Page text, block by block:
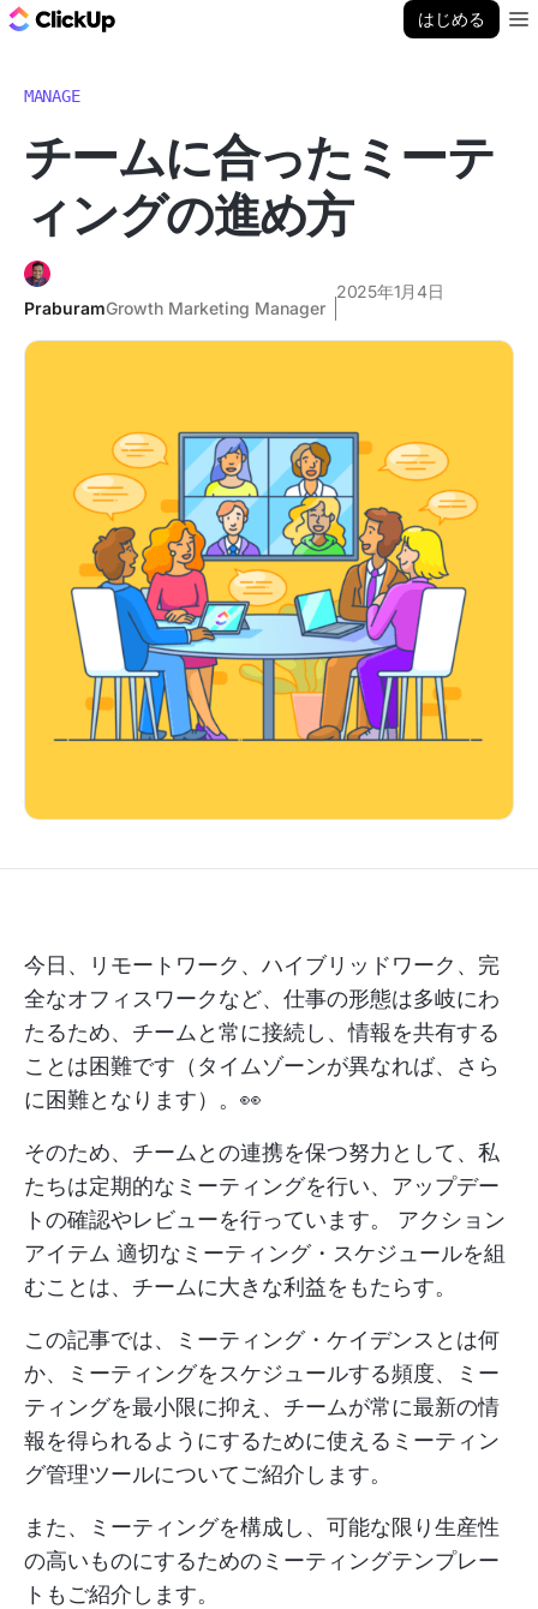
はじめる
MANAGE
チームに合ったミーテ
ィングの進め方
PraburamGrowth Marketing Manager
2025年1月4日
今日、リモートワーク、ハイブリッドワーク、完
全なオフィスワークなど、仕事の形態は多岐にわ
たるため、チームと常に接続し、情報を共有する
ことは困難です（タイムゾーンが異なれば、さら
に困難となります）。👀
そのため、チームとの連携を保つ努力として、私
たちは定期的なミーティングを行い、アップデー
トの確認やレビューを行っています。 アクション
アイテム 適切なミーティング・スケジュールを組
むことは、チームに大きな利益をもたらす。
この記事では、ミーティング・ケイデンスとは何
か、ミーティングをスケジュールする頻度、ミー
ティングを最小限に抑え、チームが常に最新の情
報を得られるようにするために使えるミーティン
グ管理ツールについてご紹介します。
また、ミーティングを構成し、可能な限り生産性
の高いものにするためのミーティングテンプレー
トもご紹介します。